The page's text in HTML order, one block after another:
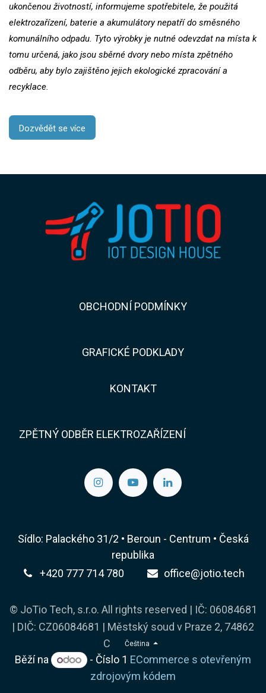
ukončenou životností, informujeme spotřebitele, že použitá
elektrozařízení, baterie a akumulátory nepatří do směsného
komunálního odpadu. Tyto výrobky je nutné odevzdat na místa k
tomu určená, jako jsou sběrné dvory nebo místa zpětného
odběru, aby bylo zajištěno jejich ekologické zpracování a
recyklace.
Dozvědět se více
​​OBCHODNÍ PODMÍNKY
GRAFICKÉ PODKLADY
KONTAKT​​
ZPĚTNÝ ODBĚR ELEKTROZAŘÍZENÍ
Sídlo: Palackého 31/2 • Beroun - Centrum • Česká
republika
+420 777 714 780
office@jotio.tech
© JoTio Tech, s.r.o. All rights reserved | IČ: 06084681
| DIČ: CZ06084681 | Městský soud v Praze 2, 74862
C
Čeština
Běží na - Číslo 1 ECommerce s otevřeným
zdrojovým kódem